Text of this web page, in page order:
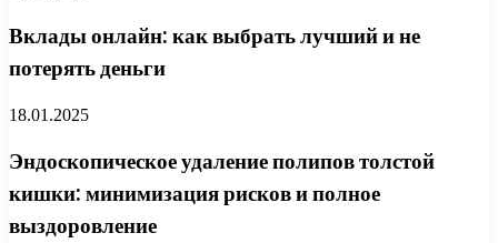
Вклады онлайн: как выбрать лучший и не
потерять деньги
18.01.2025
Эндоскопическое удаление полипов толстой
кишки: минимизация рисков и полное
выздоровление